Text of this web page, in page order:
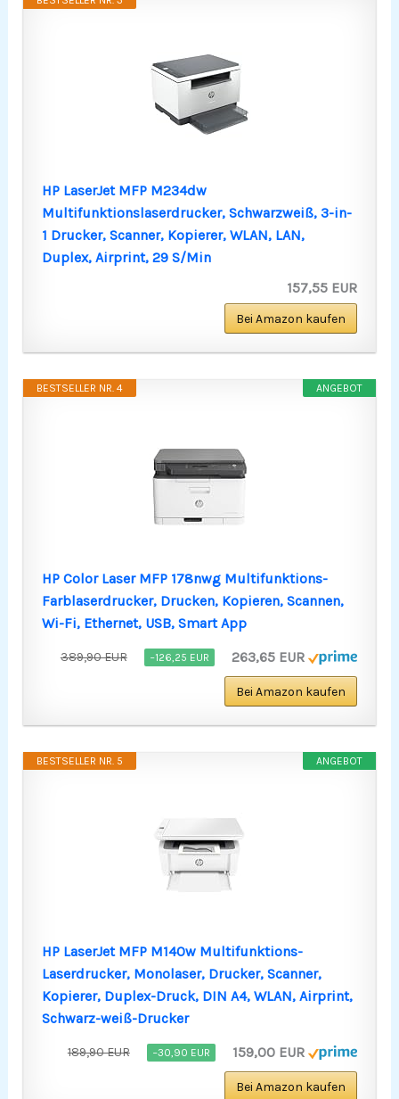
HP LaserJet MFP M234dw
Multifunktionslaserdrucker, Schwarzweiß, 3-in-
1 Drucker, Scanner, Kopierer, WLAN, LAN,
Duplex, Airprint, 29 S/Min
157,55 EUR
Bei Amazon kaufen
ANGEBOT
BESTSELLER NR. 4
HP Color Laser MFP 178nwg Multifunktions-
Farblaserdrucker, Drucken, Kopieren, Scannen,
Wi-Fi, Ethernet, USB, Smart App
389,90 EUR −126,25 EUR 263,65 EUR
Bei Amazon kaufen
ANGEBOT
BESTSELLER NR. 5
HP LaserJet MFP M140w Multifunktions-
Laserdrucker, Monolaser, Drucker, Scanner,
Kopierer, Duplex-Druck, DIN A4, WLAN, Airprint,
Schwarz-weiß-Drucker
189,90 EUR −30,90 EUR 159,00 EUR
Bei Amazon kaufen